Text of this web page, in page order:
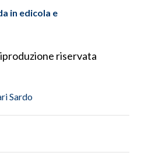
in edicola e
riservata
Sardo